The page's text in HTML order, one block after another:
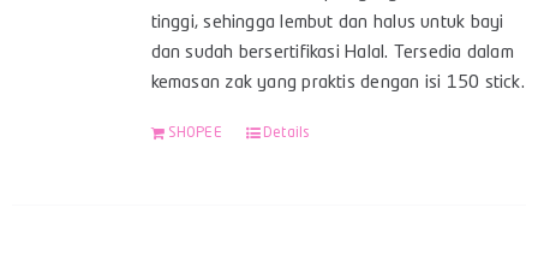
tinggi, sehingga lembut dan halus untuk bayi
dan sudah bersertifikasi Halal. Tersedia dalam
kemasan zak yang praktis dengan isi 150 stick.
SHOPEE Details